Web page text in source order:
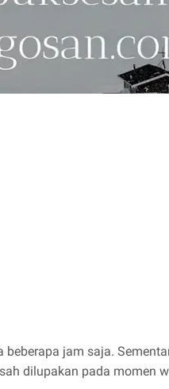
beberapa jam saja.
dilupakan pada momen